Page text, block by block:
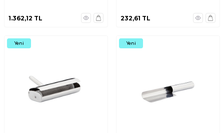
1.362,12 TL 232,61 TL
Yeni Yeni